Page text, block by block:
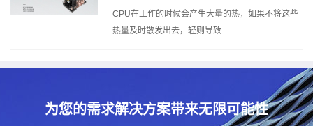
CPU在工作的时候会产生大量的热，如果不将这些
热量及时散发出去，轻则导致...
为您的需求解决方案带来无限可能性